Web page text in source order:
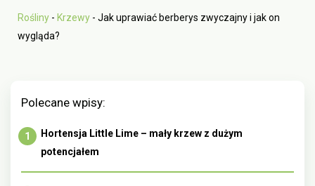
Rośliny - Krzewy - Jak uprawiać berberys zwyczajny i jak on
wygląda?
Polecane wpisy:
Hortensja Little Lime – mały krzew z dużym
potencjałem